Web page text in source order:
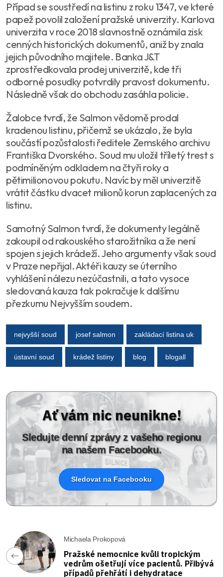
Případ se soustředí na listinu z roku 1347, ve které
papež povolil založení pražské univerzity. Karlova
univerzita v roce 2018 slavnostně oznámila zisk
cenných historických dokumentů, aniž by znala
jejich původního majitele. Banka J&T
zprostředkovala prodej univerzitě, kde tři
odborné posudky potvrdily pravost dokumentu.
Následně však do obchodu zasáhla policie.
Žalobce tvrdí, že Salmon vědomě prodal
kradenou listinu, přičemž se ukázalo, že byla
součástí pozůstalosti ředitele Zemského archivu
Františka Dvorského. Soud mu uložil tříletý trest s
podmíněným odkladem na čtyři roky a
pětimilionovou pokutu. Navíc by měl univerzitě
vrátit částku dvacet milionů korun zaplacených za
listinu.
Samotný Salmon tvrdí, že dokumenty legálně
zakoupil od rakouského starožitníka a že není
spojen s jejich krádeží. Jeho argumenty však soud
v Praze nepřijal. Aktéři kauzy se úterního
vyhlášení nálezu nezúčastnili, a tato vysoce
sledovaná kauza tak pokračuje k dalšímu
přezkumu Nejvyšším soudem.
nejvyšší soud josef salmon zakládací listina uk
ústavní soud krádež listiny blog blogall
Ať vám nic neunikne!
Sledujte denní zprávy z vašeho regionu
na našem Facebooku.
Sledovat na Facebooku
Michaela Prokopová
Pražské nemocnice kvůli tropickým
vedrům ošetřují více pacientů. Přibývá
případů přehřátí i dehydratace